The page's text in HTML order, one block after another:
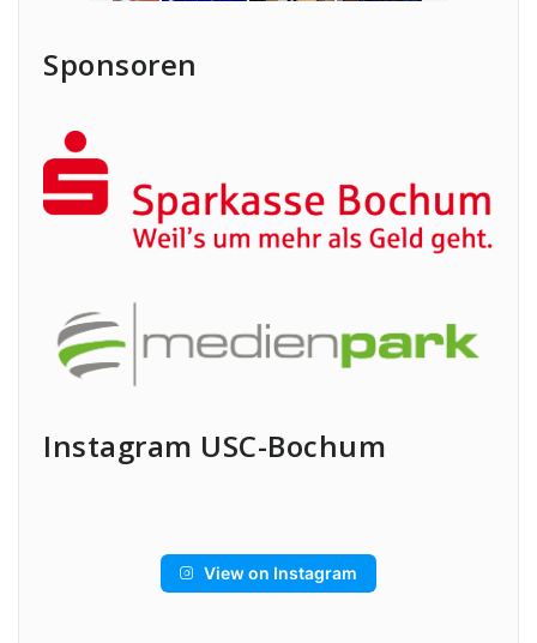
Sponsoren
Instagram USC-Bochum
View on Instagram